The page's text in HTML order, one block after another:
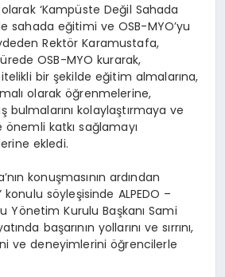
‘Kampüste Değil Sahada
sahada eğitimi ve OSB-MYO’yu
Rektör Karamustafa,
OSB-MYO kurarak,
bir şekilde eğitim almalarına,
olarak öğrenmelerine,
bulmalarını kolaylaştırmaya ve
katkı sağlamayı
ekledi.
konuşmasının ardından
konulu söyleşisinde ALPEDO –
Yönetim Kurulu Başkanı Sami
başarının yollarını ve sırrını,
ve deneyimlerini öğrencilerle